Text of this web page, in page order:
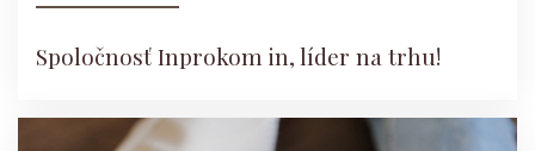
Spoločnosť Inprokom in, líder na trhu!